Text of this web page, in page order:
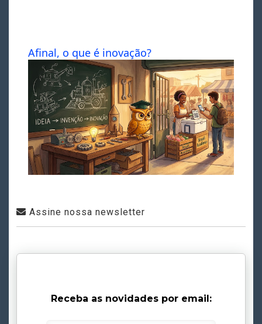
Afinal, o que é inovação?
Assine nossa newsletter
Receba as novidades por email: